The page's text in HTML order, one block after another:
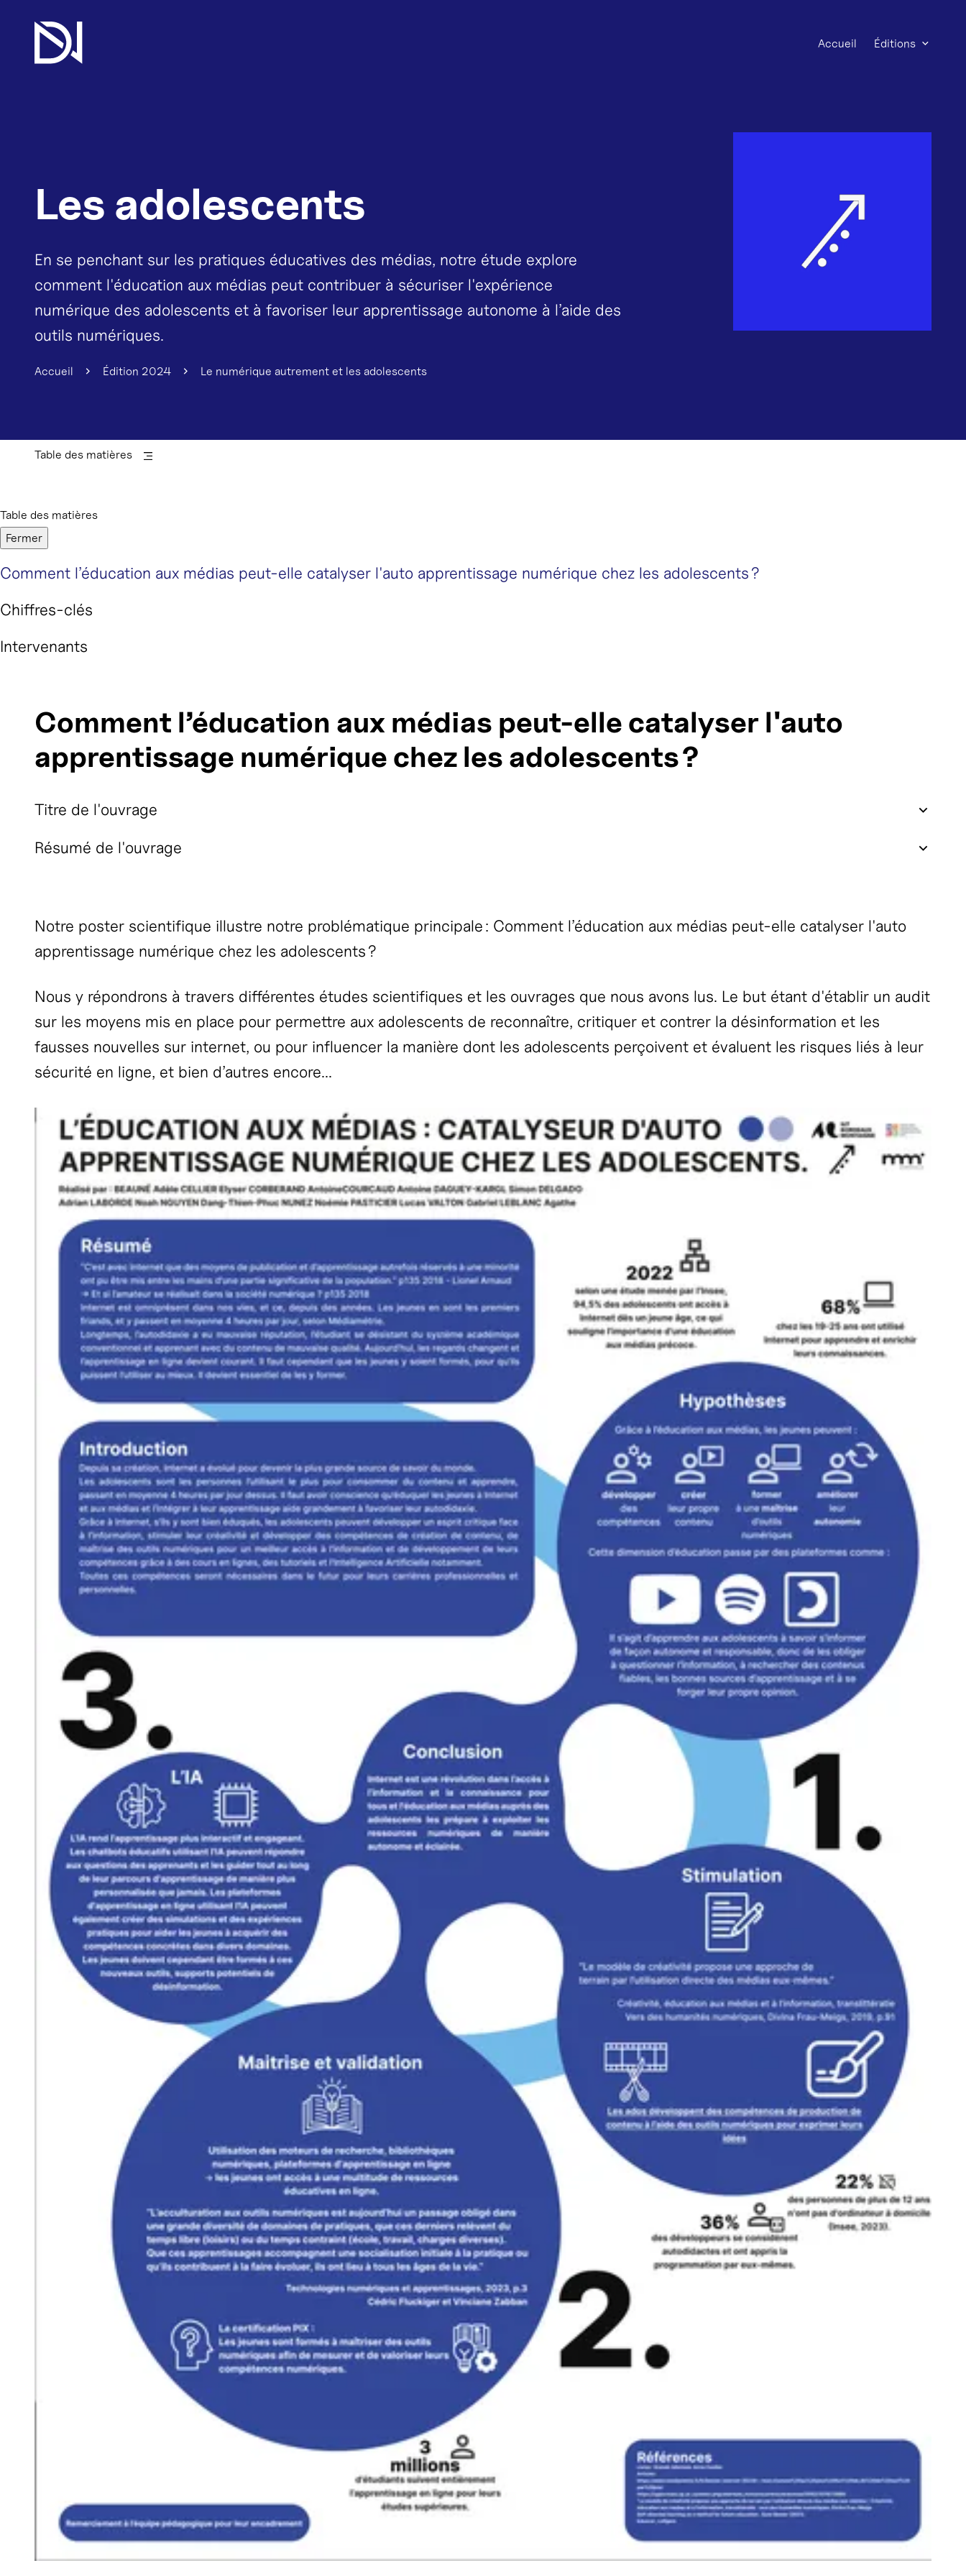
Accueil Éditions
Les adolescents
En se penchant sur les pratiques éducatives des médias, notre étude explore
comment l'éducation aux médias peut contribuer à sécuriser l'expérience
numérique des adolescents et à favoriser leur apprentissage autonome à l’aide des
outils numériques.
Accueil Édition 2024 Le numérique autrement et les adolescents
Table des matières
Table des matières
Fermer
Comment l’éducation aux médias peut-elle catalyser l'auto apprentissage numérique chez les adolescents ?
Chiffres-clés
Intervenants
Comment l’éducation aux médias peut-elle catalyser l'auto
apprentissage numérique chez les adolescents ?
Titre de l'ouvrage
Résumé de l'ouvrage
Notre poster scientifique illustre notre problématique principale : Comment l’éducation aux médias peut-elle catalyser l'auto
apprentissage numérique chez les adolescents ?
Nous y répondrons à travers différentes études scientifiques et les ouvrages que nous avons lus. Le but étant d'établir un audit
sur les moyens mis en place pour permettre aux adolescents de reconnaître, critiquer et contrer la désinformation et les
fausses nouvelles sur internet, ou pour influencer la manière dont les adolescents perçoivent et évaluent les risques liés à leur
sécurité en ligne, et bien d’autres encore...
Agrandir l'image